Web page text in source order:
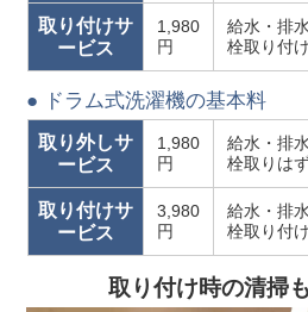
取り付けサ
ービス
1,980
円
給水・排
栓取り付
● ドラム式洗濯機の基本料
取り外しサ
ービス
1,980
円
給水・排
栓取りは
取り付けサ
ービス
3,980
円
給水・排
栓取り付
取り付け時の清掃